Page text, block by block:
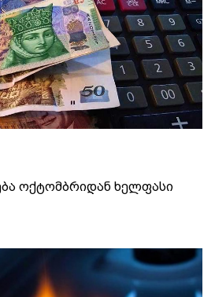
ოქტომბრიდან ხელფასი